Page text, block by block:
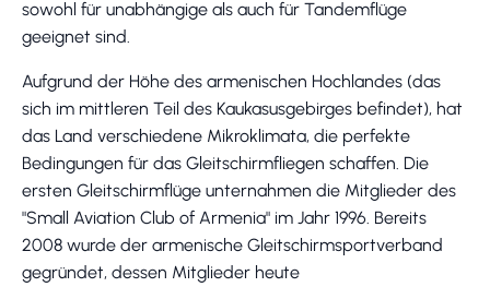
sowohl für unabhängige als auch für Tandemflüge
geeignet sind.
Aufgrund der Höhe des armenischen Hochlandes (das
sich im mittleren Teil des Kaukasusgebirges befindet), hat
das Land verschiedene Mikroklimata, die perfekte
Bedingungen für das Gleitschirmfliegen schaffen. Die
ersten Gleitschirmflüge unternahmen die Mitglieder des
"Small Aviation Club of Armenia" im Jahr 1996. Bereits
2008 wurde der armenische Gleitschirmsportverband
gegründet, dessen Mitglieder heute